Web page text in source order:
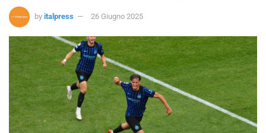
by italpress 26 Giugno 2025